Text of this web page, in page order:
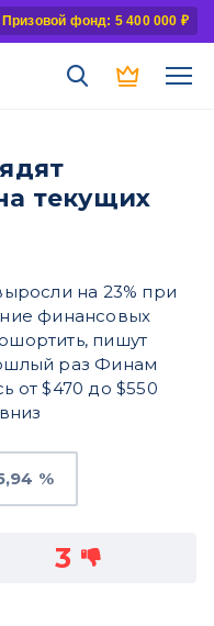
Призовой фонд: 5 400 000 ₽
текущих
на 23% при
финансовых
пишут
раз Финам
от $470 до $550
%
3